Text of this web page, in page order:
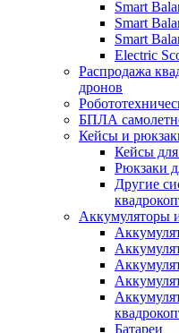
Smart
Smart
Smart
Electric
Распродажа
дронов
БПЛА
Кейсы и
Кейсы для
Рюкзаки
Другие
Аккумуляторы
Батареи